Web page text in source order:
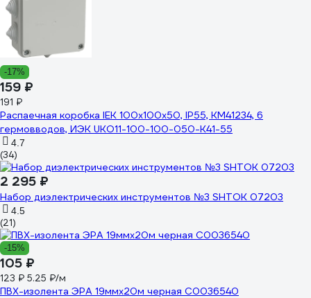
-17%
159 ₽
191 ₽
Распаечная коробка IEK 100x100x50, IP55, КМ41234, 6
гермовводов, ИЭК UKO11-100-100-050-K41-55
4.7
(34)
2 295 ₽
Набор диэлектрических инструментов №3 SHTOK 07203
4.5
(21)
-15%
105 ₽
123 ₽ 5.25 ₽/м
ПВХ-изолента ЭРА 19ммх20м черная C0036540